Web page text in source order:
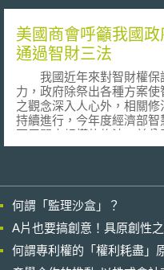
美國商會呼籲我國政
通過智財三法
我國近年來對智財權保
力，政府除祭出各種方案使
之觀念深入人心外，相關修
持續進行，今年度經濟部智
更展開大規模的修法，並分
正議題舉辦多場之法案公聽
中，特別將我國從「特別三
觀察名單」中，調降為一般
單。 據美國商會表示，台灣投資
環境近年最大的改善，莫過
財產權的重視，以及落實智
何謂「監理沙盒」？
A片也要搞創意！具原創性
何謂專利權的「權利耗盡」